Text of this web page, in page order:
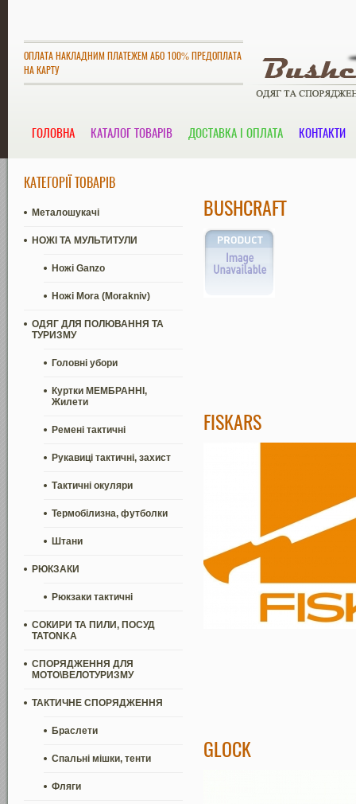
ОПЛАТА НАКЛАДНИМ ПЛАТЕЖЕМ АБО 100% ПРЕДОПЛАТА
НА КАРТУ
ГОЛОВНА КАТАЛОГ ТОВАРІВ ДОСТАВКА І ОПЛАТА КОНТАКТИ
КАТЕГОРІЇ ТОВАРІВ
Металошукачі
НОЖІ ТА МУЛЬТИТУЛИ
Ножі Ganzo
Ножі Mora (Morakniv)
ОДЯГ ДЛЯ ПОЛЮВАННЯ ТА
ТУРИЗМУ
Головні убори
Куртки МЕМБРАННІ,
Жилети
Ремені тактичні
Рукавиці тактичні, захист
Тактичні окуляри
Термобілизна, футболки
Штани
РЮКЗАКИ
Рюкзаки тактичні
СОКИРИ ТА ПИЛИ, ПОСУД
TATONKA
СПОРЯДЖЕННЯ ДЛЯ
МОТО\ВЕЛОТУРИЗМУ
ТАКТИЧНЕ СПОРЯДЖЕННЯ
Браслети
Спальні мішки, тенти
Фляги
BUSHCRAFT
FISKARS
GLOCK